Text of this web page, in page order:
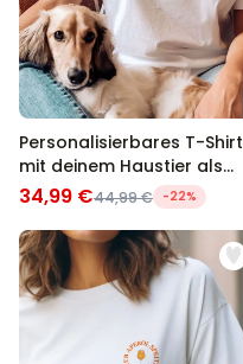
Personalisierbares T-Shirt
mit deinem Haustier als
Comic
34,99 €44,99 € -22%